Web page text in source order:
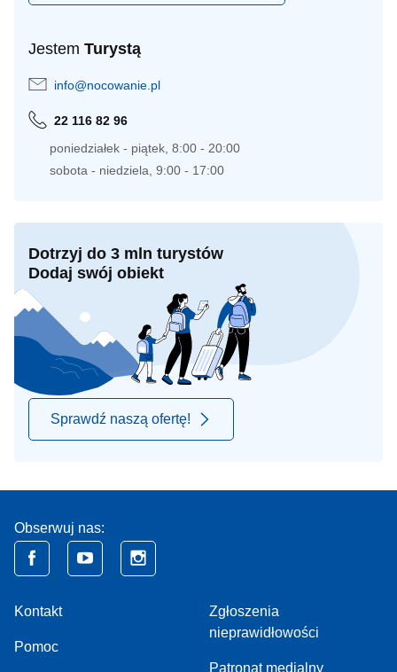
Jestem Turystą
info@nocowanie.pl
22 116 82 96
poniedziałek - piątek, 8:00 - 20:00
sobota - niedziela, 9:00 - 17:00
Dotrzyj do 3 mln turystów
Dodaj swój obiekt
Sprawdź naszą ofertę!
Obserwuj nas:
Kontakt
Pomoc
Zgłoszenia
nieprawidłowości
Patronat medialny